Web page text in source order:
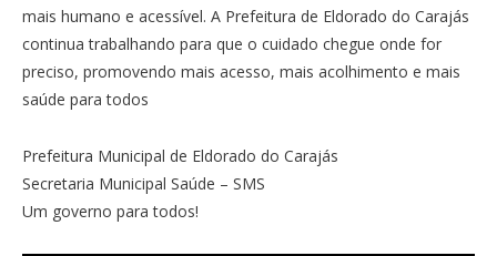
mais humano e acessível. A Prefeitura de Eldorado do Carajás
continua trabalhando para que o cuidado chegue onde for
preciso, promovendo mais acesso, mais acolhimento e mais
saúde para todos
Prefeitura Municipal de Eldorado do Carajás
Secretaria Municipal Saúde – SMS
Um governo para todos!